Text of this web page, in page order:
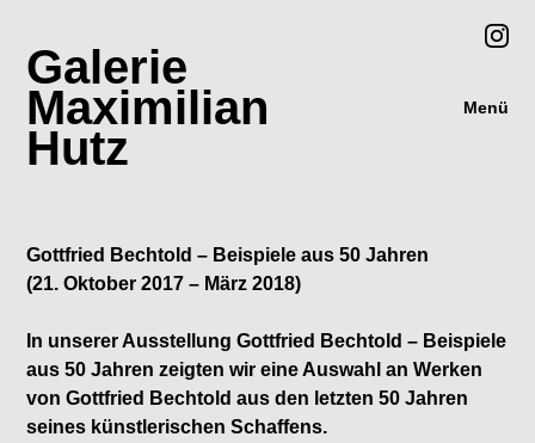
Galerie
Maximilian
Hutz
Menü
Gottfried Bechtold – Beispiele aus 50 Jahren
(21. Oktober 2017 – März 2018)
In unserer Ausstellung Gottfried Bechtold – Beispiele
aus 50 Jahren zeigten wir eine Auswahl an Werken
von Gottfried Bechtold aus den letzten 50 Jahren
seines künstlerischen Schaffens.